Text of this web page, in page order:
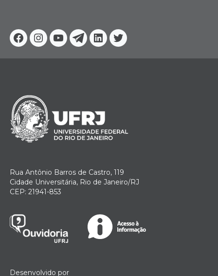
Facebook
Instagram
YoutubeTelegram
Linkedin
Twitter
Rua Antônio Barros de Castro, 119
Cidade Universitária, Rio de Janeiro/RJ
CEP: 21941-853
Desenvolvido por